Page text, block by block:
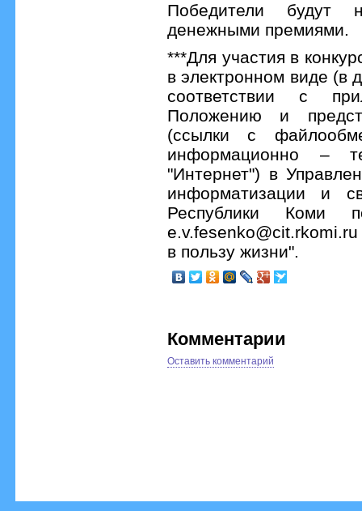
Победители будут
денежными премиями.
***Для участия в
в электронном виде (в
соответствии с
Положению и
(ссылки с
информационно –
"Интернет") в
информатизации и
Республики Коми
в пользу жизни".
Комментарии
Оставить комментарий